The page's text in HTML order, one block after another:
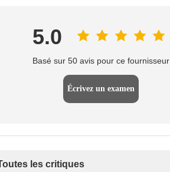
5.0
Basé sur 50 avis pour ce fournisseur
Écrivez un examen
les critiques